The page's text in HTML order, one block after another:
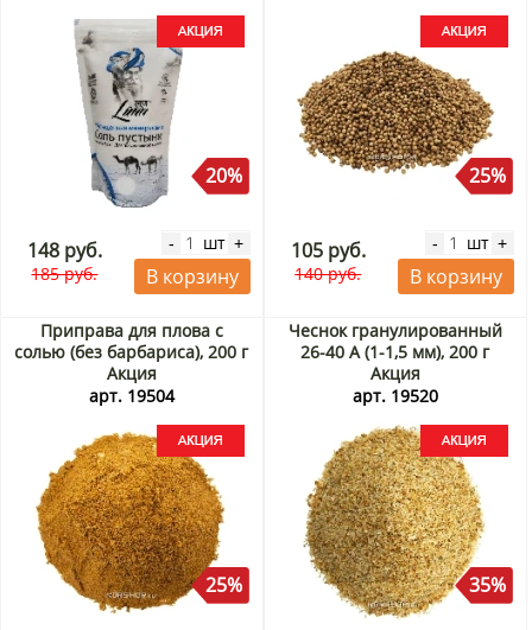
20%
148 руб.
185 руб.
- шт +
В корзину
25%
105 руб.
140 руб.
- шт +
В корзину
Приправа для плова с
солью (без барбариса), 200 г
Акция
арт. 19504
25%
Чеснок гранулированный
26-40 А (1-1,5 мм), 200 г
Акция
арт. 19520
35%